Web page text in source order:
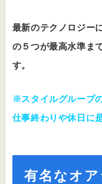
最新のテクノロジー
の５つが最高水準ま
す。
※スタイルグループ
仕事終わりや休日に
有名なオ